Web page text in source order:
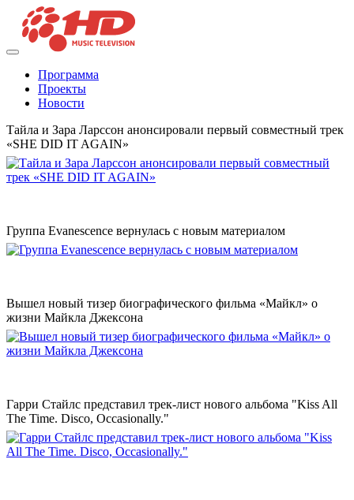
Программа
Проекты
Новости
Тайла и Зара Ларссон анонсировали первый совместный трек
«SHE DID IT AGAIN»
Группа Evanescence вернулась с новым материалом
Вышел новый тизер биографического фильма «Майкл» о
жизни Майкла Джексона
Гарри Стайлс представил трек-лист нового альбома "Kiss All
The Time. Disco, Occasionally."